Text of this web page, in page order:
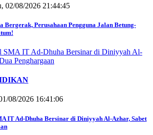
02/08/2026 21:44:45
Bergerak, Perusahaan Pengguna Jalan Betung-
08/2026 16:41:06
IT Ad-Dhuha Bersinar di Diniyyah Al-Azhar, Sabet